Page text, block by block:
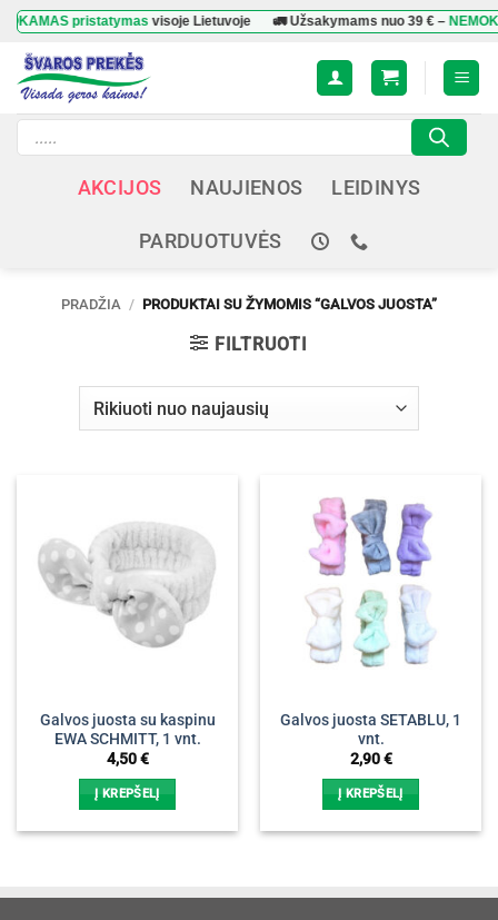
Skip
content
pristatymasvisoje Lietuvoje 🚛 Užsakymams nuo39 €–
Products
search
AKCIJOS NAUJIENOS LEIDINYS
PARDUOTUVĖS
PRADŽIA / PRODUKTAI SU ŽYMOMIS “GALVOS JUOSTA”
FILTRUOTI
Galvos juosta su kaspinu
EWA SCHMITT, 1 vnt.
4,50€
Į KREPŠELĮ
Galvos juosta SETABLU, 1
vnt.
2,90€
Į KREPŠELĮ